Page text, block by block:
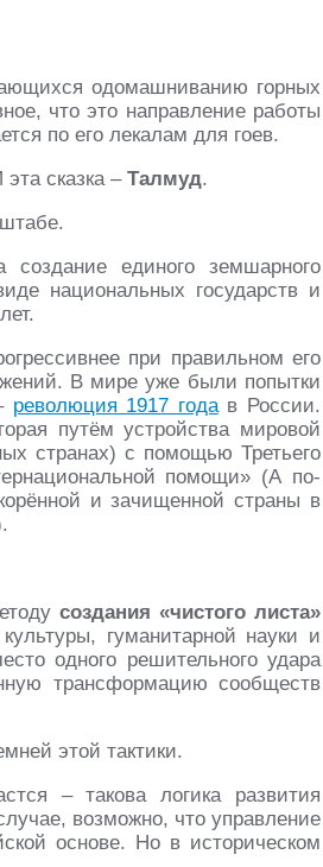
одомашниванию горных
что это направление работы
по его лекалам для гоев.
сказка – Талмуд.
единого земшарного
национальных государств и
при правильном его
В мире уже были попытки
революция 1917 годав России.
путём устройства мировой
странах) с помощью Третьего
помощи» (А по-
и зачищенной страны в
создания «чистого листа»
гуманитарной науки и
одного решительного удара
трансформацию сообществ
этой тактики.
– такова логика развития
возможно, что управление
основе. Но в историческом